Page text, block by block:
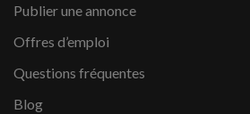
Publier une annonce
Offres d’emploi
Questions fréquentes
Blog